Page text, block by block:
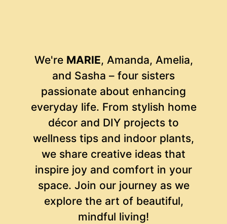
We're MARIE, Amanda, Amelia,
and Sasha – four sisters
passionate about enhancing
everyday life. From stylish home
décor and DIY projects to
wellness tips and indoor plants,
we share creative ideas that
inspire joy and comfort in your
space. Join our journey as we
explore the art of beautiful,
mindful living!